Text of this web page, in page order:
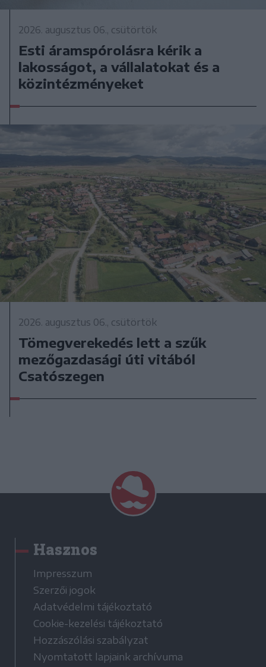
2026. augusztus 06., csütörtök
Esti áramspórolásra kérik a
lakosságot, a vállalatokat és a
közintézményeket
2026. augusztus 06., csütörtök
Tömegverekedés lett a szűk
mezőgazdasági úti vitából
Csatószegen
Hasznos
Impresszum
Szerzői jogok
Adatvédelmi tájékoztató
Cookie-kezelési tájékoztató
Hozzászólási szabályzat
Nyomtatott lapjaink archívuma